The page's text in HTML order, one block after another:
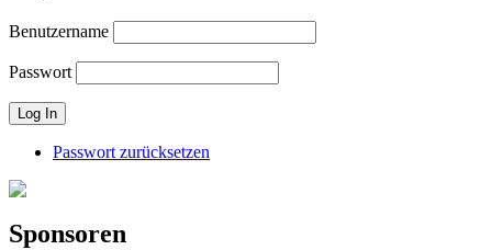
Benutzername
Passwort
Passwort zurücksetzen
Sponsoren